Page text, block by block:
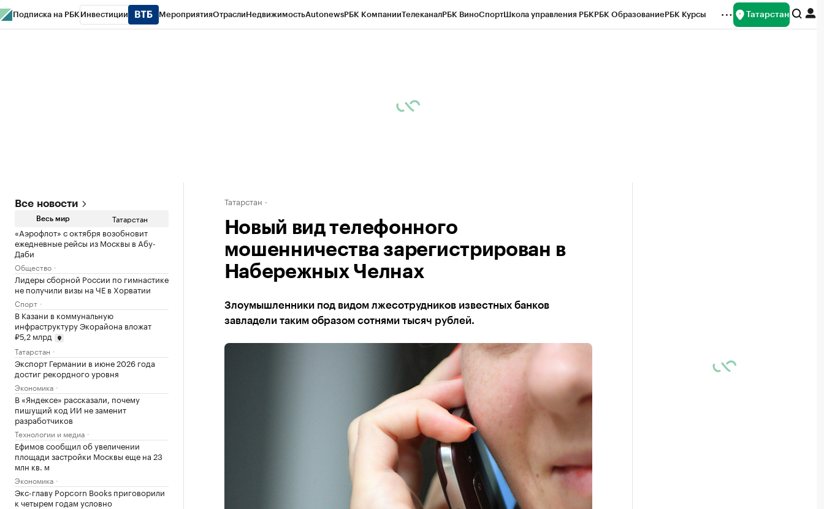
Подписка на РБК Инвестиции МероприятияОтраслиНедвижимостьAutonewsРБК КомпанииТелеканалРБК ВиноСпортШкола управления РБКРБК ОбразованиеРБК Курсы Татарстан
Все новости
Весь мир Татарстан
«Аэрофлот» с октября возобновит
ежедневные рейсы из Москвы в Абу-
Даби
Общество
Лидеры сборной России по гимнастике
не получили визы на ЧЕ в Хорватии
Спорт
В Казани в коммунальную
инфраструктуру Экорайона вложат
₽5,2 млрд
Татарстан
Экспорт Германии в июне 2026 года
достиг рекордного уровня
Экономика
В «Яндексе» рассказали, почему
пишущий код ИИ не заменит
разработчиков
Технологии и медиа
Ефимов сообщил об увеличении
площади застройки Москвы еще на 23
млн кв. м
Экономика
Экс-главу Popcorn Books приговорили
к четырем годам условно
Татарстан
Новый вид телефонного
мошенничества зарегистрирован в
Набережных Челнах
Злоумышленники под видом лжесотрудников известных банков
завладели таким образом сотнями тысяч рублей.